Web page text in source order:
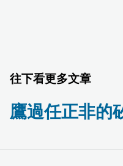
往下看更多文章
鷹過任正非的